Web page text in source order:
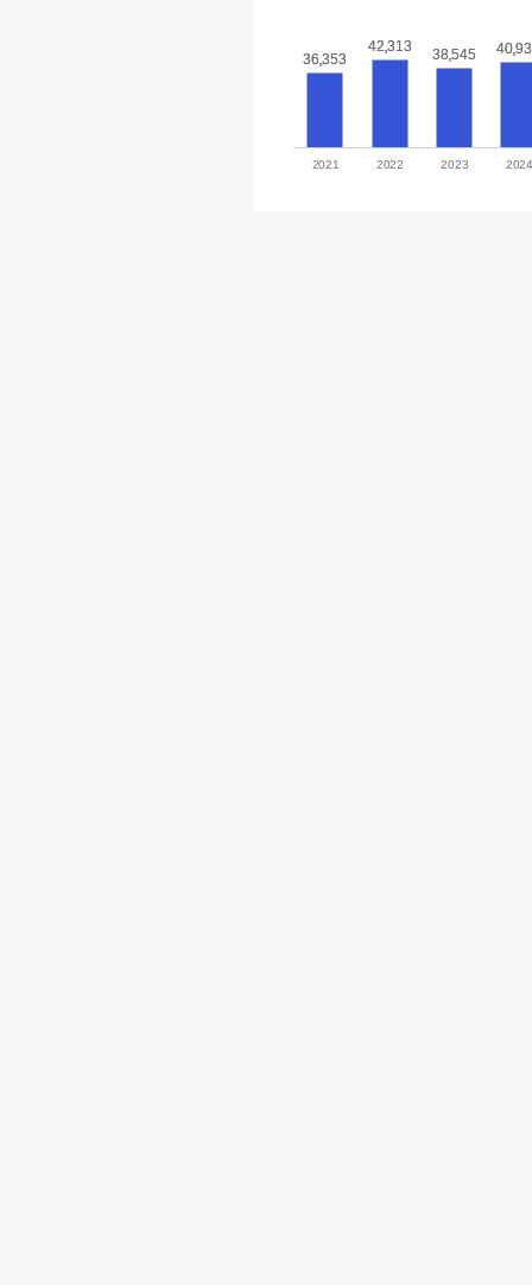
36,353
36,353
42,313
42,313 38,545
38,545
2021 2022 2023